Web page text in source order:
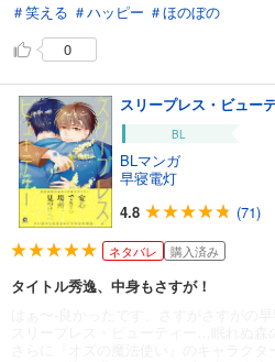
＃笑える ＃ハッピー ＃ほのぼの
0
BL
BLマンガ
早寝電灯
4.8
(71)
ネタバレ 購入済み
タイトル秀逸、中身もさすが！